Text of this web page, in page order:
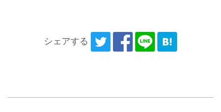
シェアする